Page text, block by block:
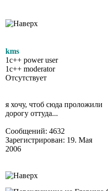
kms
1c++ power user
1c++ moderator
Отсутствует
я хочу, чтоб сюда проложили
дорогу оттуда...
Сообщений: 4632
Зарегистрирован: 19. Мая
2006